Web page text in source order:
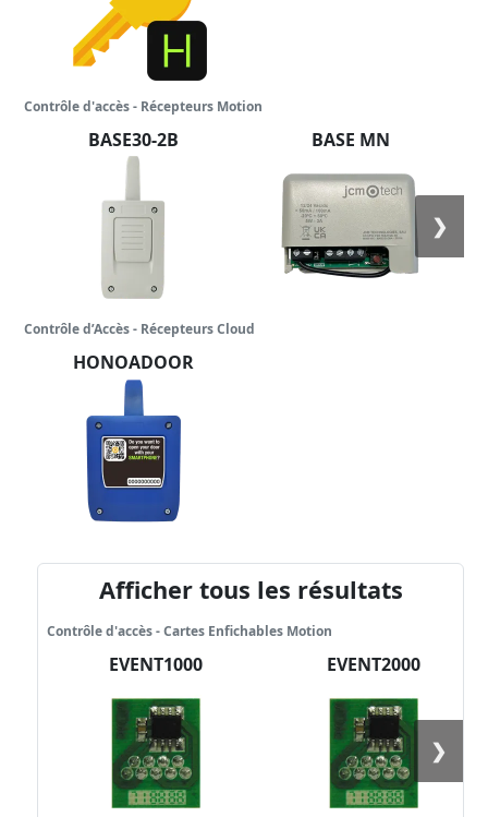
Contrôle d'accès - Récepteurs Motion
BASE30-2B BASE MN
❯
Contrôle d’Accès - Récepteurs Cloud
HONOADOOR
Afficher tous les résultats
Contrôle d'accès - Cartes Enfichables Motion
EVENT1000 EVENT2000
❯